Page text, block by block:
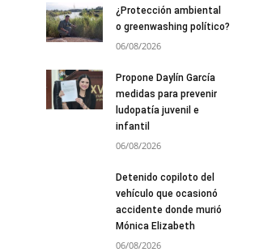
¿Protección ambiental
o greenwashing político?
06/08/2026
Propone Daylín García
medidas para prevenir
ludopatía juvenil e
infantil
06/08/2026
Detenido copiloto del
vehículo que ocasionó
accidente donde murió
Mónica Elizabeth
06/08/2026